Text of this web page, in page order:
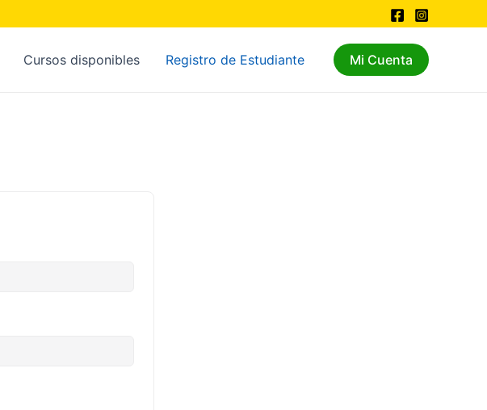
Cursos disponibles Registro de Estudiante Mi Cuenta